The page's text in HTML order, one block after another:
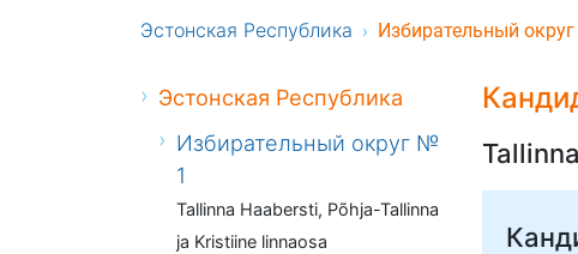
Эстонская Республика Избирательный
Эстонская Республика
Избирательный округ №
1
Tallinna Haabersti, Põhja-Tallinna
ja Kristiine linnaosa